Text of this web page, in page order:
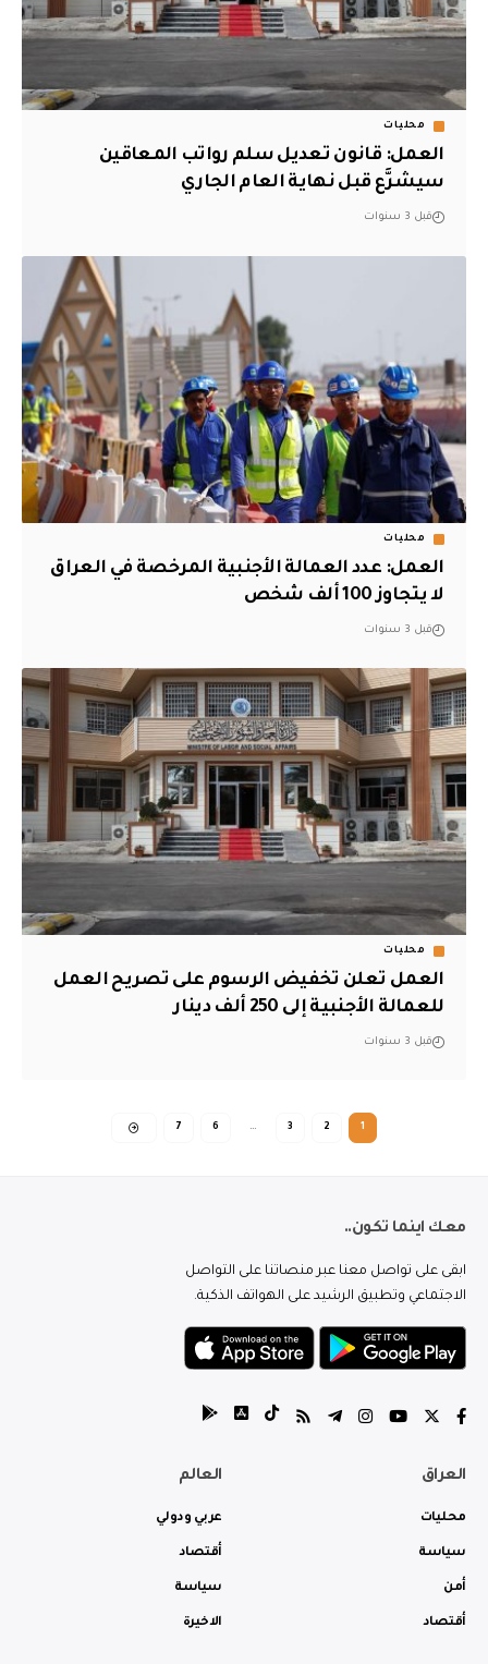
محليات
العمل: قانون تعديل سلم رواتب المعاقين
سيشرَّع قبل نهاية العام الجاري
قبل 3 سنوات
محليات
العمل: عدد العمالة الأجنبية المرخصة في العراق
لا يتجاوز 100 ألف شخص
قبل 3 سنوات
محليات
العمل تعلن تخفيض الرسوم على تصريح العمل
للعمالة الأجنبية إلى 250 ألف دينار
قبل 3 سنوات
1
2
3
…
6
7
معك اينما تكون..
ابقى على تواصل معنا عبر منصاتنا على التواصل
الاجتماعي وتطبيق الرشيد على الهواتف الذكية.
العراق
محليات
سياسة
أمن
أقتصاد
العالم
عربي ودولي
أقتصاد
سياسة
الاخيرة